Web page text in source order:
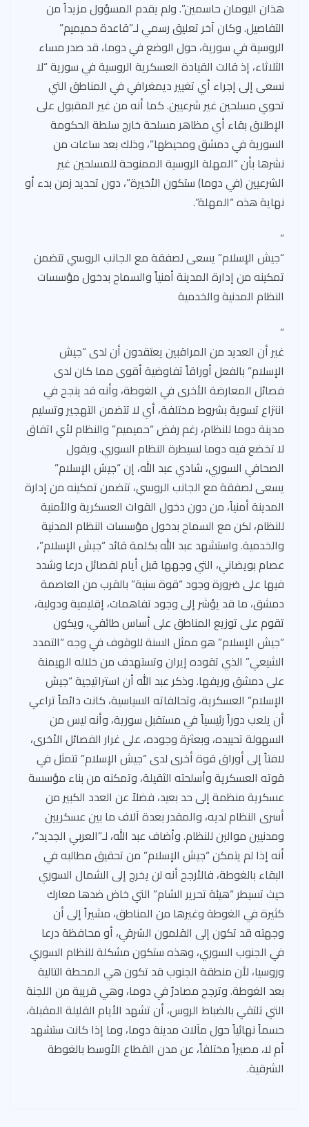
هذان اليومان حاسمين”. ولم يقدم المسؤول مزيداً من
التفاصيل. وكان آخر تعليق رسمي لـ”قاعدة حميميم”
الروسية في سورية، حول الوضع في دوما، قد صدر مساء
الثلاثاء، إذ قالت القيادة العسكرية الروسية في سورية “لا
نسعى إلى إجراء أي تغيير ديمغرافي في المناطق التي
تحوي مسلحين غير شرعيين. كما أنه من غير المقبول على
الإطلاق بقاء أي مظاهر مسلحة خارج سلطة الحكومة
السورية في دمشق ومحيطها”، وذلك بعد ساعات من
نشرها بأن “المهلة الروسية الممنوحة للمسلحين غير
الشرعيين (في دوما) ستكون الأخيرة”، دون تحديد زمن بدء أو
نهاية هذه “المهلة”.
”
“جيش الإسلام” يسعى لصفقة مع الجانب الروسي تتضمن
تمكينه من إدارة المدينة أمنياً والسماح بدخول مؤسسات
النظام المدنية والخدمية
”
غير أن العديد من المراقبين يعتقدون أن لدى “جيش
الإسلام” بالفعل أوراقاً تفاوضية أقوى مما كان لدى
فصائل المعارضة الأخرى في الغوطة، وأنه قد ينجح في
انتزاع تسوية بشروط مختلفة، أي لا تتضمن التهجير وتسليم
مدينة دوما للنظام، رغم رفض “حميميم” والنظام لأي اتفاق
لا تخضع فيه دوما لسيطرة النظام السوري. ويقول
الصحافي السوري، شادي عبد الله، إن “جيش الإسلام”
يسعى لصفقة مع الجانب الروسي، تتضمن تمكينه من إدارة
المدينة أمنياً، من دون دخول القوات العسكرية والأمنية
للنظام، لكن مع السماح بدخول مؤسسات النظام المدنية
والخدمية. واستشهد عبد الله بكلمة قائد “جيش الإسلام”،
عصام بويضاني، التي وجهها قبل أيام لفصائل درعا وشدد
فيها على ضرورة وجود “قوة سنية” بالقرب من العاصمة
دمشق، ما قد يؤشر إلى وجود تفاهمات، إقليمية ودولية،
تقوم على توزيع المناطق على أساس طائفي، ويكون
“جيش الإسلام” هو ممثل السنة للوقوف في وجه “التمدد
الشيعي” الذي تقوده إيران وتستهدف من خلاله الهيمنة
على دمشق وريفها. وذكر عبد الله أن استراتيجية “جيش
الإسلام” العسكرية، وتحالفاته السياسية، كانت دائماً تراعي
أن يلعب دوراً رئيسياً في مستقبل سورية، وأنه ليس من
السهولة تحييده، وبعثرة وجوده، على غرار الفصائل الأخرى،
لافتاً إلى أوراق قوة أخرى لدى “جيش الإسلام” تتمثل في
قوته العسكرية وأسلحته الثقيلة، وتمكنه من بناء مؤسسة
عسكرية منظمة إلى حد بعيد، فضلاً عن العدد الكبير من
أسرى النظام لديه، والمقدر بعدة آلاف ما بين عسكريين
ومدنيين موالين للنظام. وأضاف عبد الله، لـ”العربي الجديد”،
أنه إذا لم يتمكن “جيش الإسلام” من تحقيق مطالبه في
البقاء بالغوطة، فالأرجح أنه لن يخرج إلى الشمال السوري
حيث تسيطر “هيئة تحرير الشام” التي خاض ضدها معارك
كثيرة في الغوطة وغيرها من المناطق، مشيراً إلى أن
وجهته قد تكون إلى القلمون الشرقي، أو محافظة درعا
في الجنوب السوري، وهذه ستكون مشكلة للنظام السوري
وروسيا، لأن منطقة الجنوب قد تكون هي المحطة التالية
بعد الغوطة. وترجح مصادرُ في دوما، وهي قريبة من اللجنة
التي تلتقي بالضباط الروس، أن تشهد الأيام القليلة المقبلة،
حسماً نهائياً حول مآلات مدينة دوما، وما إذا كانت ستشهد
أم لا، مصيراً مختلفاً، عن مدن القطاع الأوسط بالغوطة
الشرقية.